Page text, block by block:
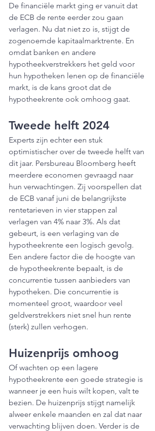
De financiële markt ging er vanuit dat
de ECB de rente eerder zou gaan
verlagen. Nu dat niet zo is, stijgt de
zogenoemde kapitaalmarktrente. En
omdat banken en andere
hypotheekverstrekkers het geld voor
hun hypotheken lenen op de financiële
markt, is de kans groot dat de
hypotheekrente ook omhoog gaat.
Tweede helft 2024
Experts zijn echter een stuk
optimistischer over de tweede helft van
dit jaar. Persbureau Bloomberg heeft
meerdere economen gevraagd naar
hun verwachtingen. Zij voorspellen dat
de ECB vanaf juni de belangrijkste
rentetarieven in vier stappen zal
verlagen van 4% naar 3%. Als dat
gebeurt, is een verlaging van de
hypotheekrente een logisch gevolg.
Een andere factor die de hoogte van
de hypotheekrente bepaalt, is de
concurrentie tussen aanbieders van
hypotheken. Die concurrentie is
momenteel groot, waardoor veel
geldverstrekkers niet snel hun rente
(sterk) zullen verhogen.
Huizenprijs omhoog
Of wachten op een lagere
hypotheekrente een goede strategie is
wanneer je een huis wilt kopen, valt te
bezien. De huizenprijs stijgt namelijk
alweer enkele maanden en zal dat naar
verwachting blijven doen. Verder is de